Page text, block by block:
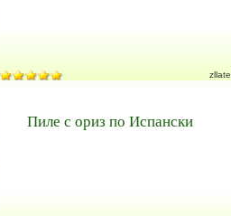
zllate
Пиле с ориз по Испански